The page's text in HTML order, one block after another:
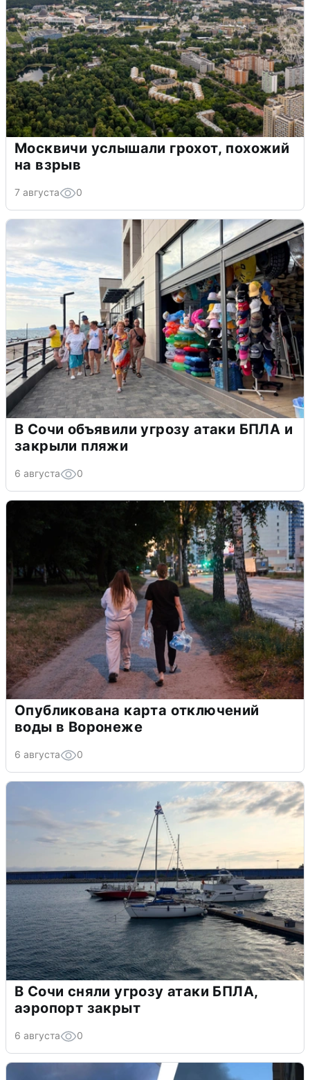
Москвичи услышали грохот, похожий
на взрыв
7 августа 0
В Сочи объявили угрозу атаки БПЛА и
закрыли пляжи
6 августа 0
Опубликована карта отключений
воды в Воронеже
6 августа 0
В Сочи сняли угрозу атаки БПЛА,
аэропорт закрыт
6 августа 0